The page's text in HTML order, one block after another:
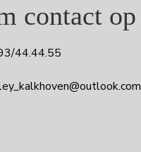
contact op
44.44.55